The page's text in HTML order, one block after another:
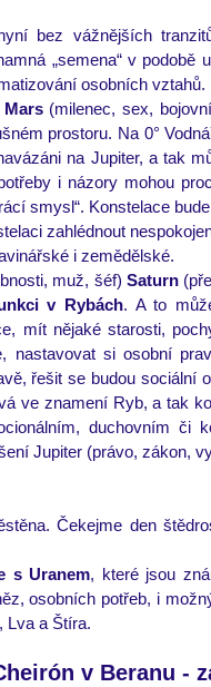
bez vážnějších
„semena“ v podobě
osobních vztahů.
Mars (milenec, sex,
prostoru. Na 0°
na Jupiter, a tak
i názory mohou
smysl“. Konstelace
zahlédnout
i zemědělské.
muž, šéf) Saturn
v Rybách. A to
mít nějaké starosti,
nastavovat si osobní
řešit se budou sociální
ve znamení Ryb, a tak
duchovním či
Jupiter (právo, zákon,
Čekejme den
s Uranem, které jsou
osobních potřeb, i
Lva a Štíra.
v Beranu -